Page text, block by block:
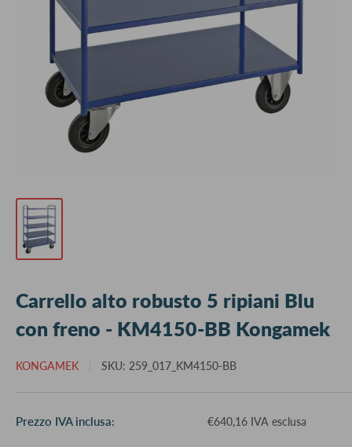
Carrello alto robusto 5 ripiani Blu
con freno - KM4150-BB Kongamek
KONGAMEK SKU: 259_017_KM4150-BB
Prezzo IVA inclusa: €640,16 IVA esclusa